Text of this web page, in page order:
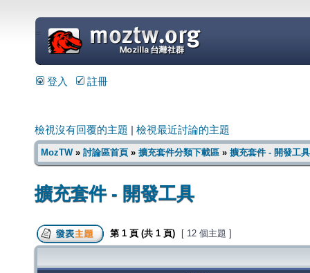
=
登入 註冊
檢視沒有回覆的主題 檢視最近討論的主題
MozTW» 討論區首頁 » 擴充套件分類下載區 » 擴充套件 - 開發工具
擴充套件 - 開發工具
第 1 頁 (共 1 頁) [ 12 個主題 ]